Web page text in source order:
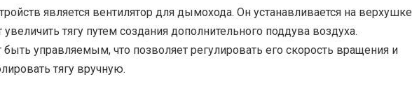
является вентилятор для дымохода. Он устанавливается на верхушке
тягу путем создания дополнительного поддува воздуха.
быть управляемым, что позволяет регулировать его скорость вращения и
тягу вручную.